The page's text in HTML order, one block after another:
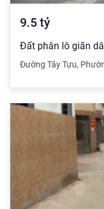
9.5 tỷ
Đường Tây Tựu,